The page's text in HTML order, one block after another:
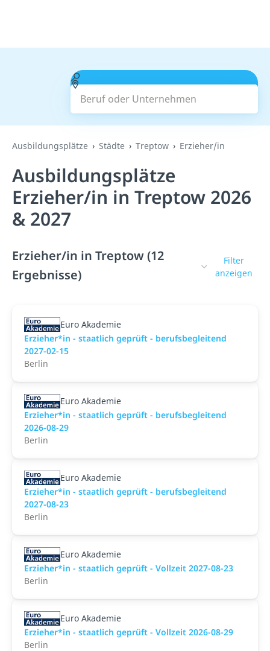
Beruf oder Unternehmen
Suchen
Ausbildungsplätze Städte Treptow Erzieher/in
Ausbildungsplätze
Erzieher/in in Treptow 2026
& 2027
Erzieher/in in Treptow (12
Ergebnisse)
Filter
anzeigen
Euro Akademie
Erzieher*in - staatlich geprüft - berufsbegleitend
2027-02-15
Berlin
Euro Akademie
Erzieher*in - staatlich geprüft - berufsbegleitend
2026-08-29
Berlin
Euro Akademie
Erzieher*in - staatlich geprüft - berufsbegleitend
2027-08-23
Berlin
Euro Akademie
Erzieher*in - staatlich geprüft - Vollzeit 2027-08-23
Berlin
Euro Akademie
Erzieher*in - staatlich geprüft - Vollzeit 2026-08-29
Berlin